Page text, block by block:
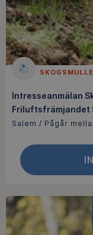
SKOGSMULLE
Intresseanmälan
Friluftsfrämjandet
Salem / Pågår